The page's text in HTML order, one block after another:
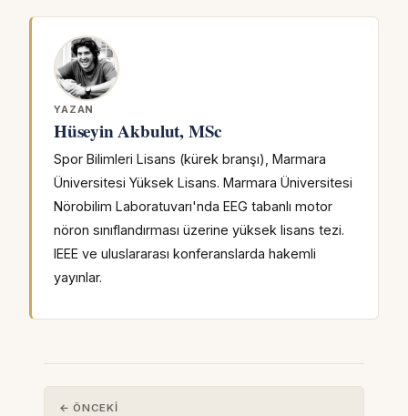
YAZAN
Hüseyin Akbulut, MSc
Spor Bilimleri Lisans (kürek branşı), Marmara
Üniversitesi Yüksek Lisans. Marmara Üniversitesi
Nörobilim Laboratuvarı'nda EEG tabanlı motor
nöron sınıflandırması üzerine yüksek lisans tezi.
IEEE ve uluslararası konferanslarda hakemli
yayınlar.
← ÖNCEKI